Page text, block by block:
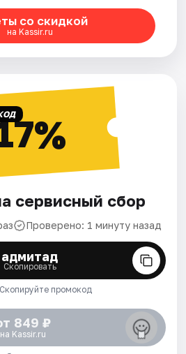
со скидкой
на Kassir.ru
сервисный сбор
Проверено: 1 минуту назад
адмитад
Скопировать
промокод
849 ₽
на Kassir.ru